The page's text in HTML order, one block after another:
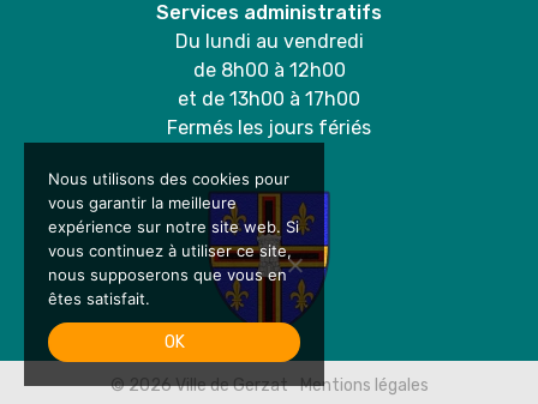
Services administratifs
Du lundi au vendredi
de 8h00 à 12h00
et de 13h00 à 17h00
Fermés les jours fériés
© 2026Ville de Gerzat Mentions légales
Nous utilisons des cookies pour
vous garantir la meilleure
expérience sur notre site web. Si
vous continuez à utiliser ce site,
nous supposerons que vous en
êtes satisfait.
OK